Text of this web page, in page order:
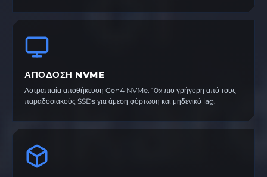
ΑΠΌΔΟΣΗ NVME
Αστραπιαία αποθήκευση Gen4 NVMe. 10x πιο γρήγορη από τους
παραδοσιακούς SSDs για άμεση φόρτωση και μηδενικό lag.